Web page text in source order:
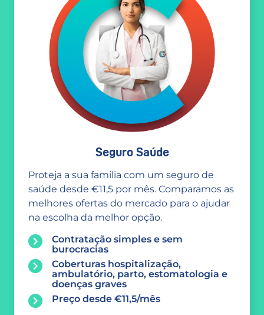
Seguro Saúde
Proteja a sua familia com um seguro de
saúde desde €11,5 por mês. Comparamos as
melhores ofertas do mercado para o ajudar
na escolha da melhor opção.
Contratação simples e sem
burocracias
Coberturas hospitalização,
ambulatório, parto, estomatologia e
doenças graves
Preço desde €11,5/mês